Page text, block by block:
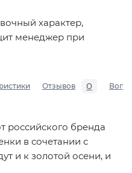
характер,
менеджер при
Отзывов 0
российского бренда
в сочетании с
и к золотой осени, и